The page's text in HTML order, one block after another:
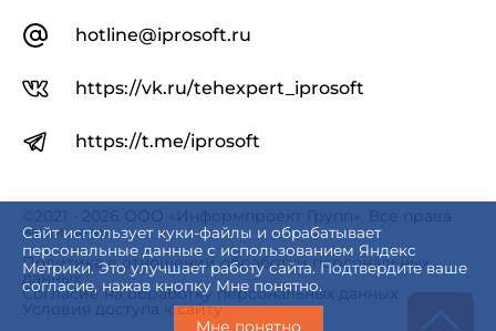
Сайт использует куки-файлы и обрабатывает
персональные данные с использованием Яндекс
Метрики. Это улучшает работу сайта. Подтвердите ваше
согласие, нажав кнопку Мне понятно.
Мне понятно
hotline@iprosoft.ru
https://vk.ru/tehexpert_iprosoft
https://t.me/iprosoft
©2021 - 2026 ООО «Информпроект Групп». Все права
защищены.
Политика в отношении обработки персональных
данных
Согласие на обработку персональных данных
Условия доступа к сайту